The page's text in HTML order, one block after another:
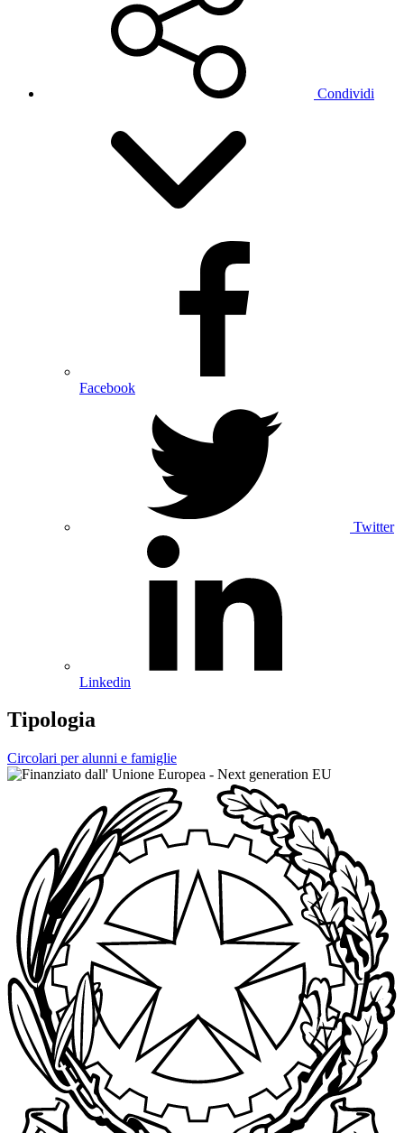
Condividi
Facebook
Twitter
Linkedin
Tipologia
Circolari per alunni e famiglie